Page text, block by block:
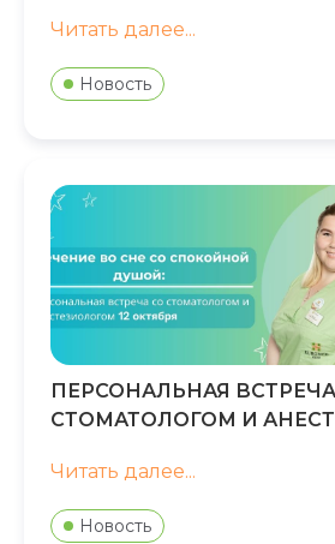
Читать далее...
Новость
ПЕРСОНАЛЬНАЯ
СТОМАТОЛОГОМ И
Читать далее...
Новость